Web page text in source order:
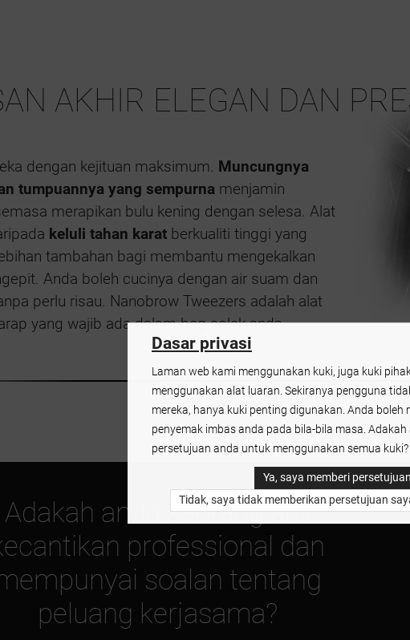
AKHIR ELEGAN DAN
dengan kejituan maksimum. Muncungnya
tumpuannya yang sempurna menjamin
merapikan bulu kening dengan selesa. Alat
keluli tahan karat berkualiti tinggi yang
tambahan bagi membantu mengekalkan
Anda boleh cucinya dengan air suam dan
perlu risau. Nanobrow Tweezers adalah alat
yang wajib ada dalam beg solek anda.
Adakah anda seorang ahli
professional dan
soalan tentang
peluang kerjasama?
Dasar privasi
Laman web kami menggunakan kuki, juga kuki
menggunakan alat luaran. Sekiranya pengguna
mereka, hanya kuki penting digunakan. Anda
penyemak imbas anda pada bila-bila masa.
persetujuan anda untuk menggunakan semua kuki?
Ya, saya memberi
Tidak, saya tidak memberikan persetujuan